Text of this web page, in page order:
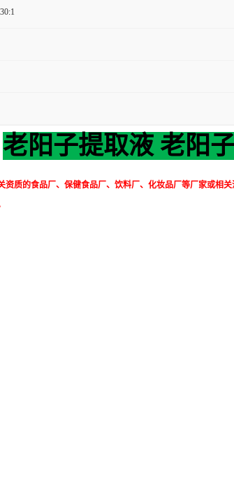
老阳子提取液 老阳
质的食品厂、保健食品厂、饮料厂、化妆品厂等厂家或相